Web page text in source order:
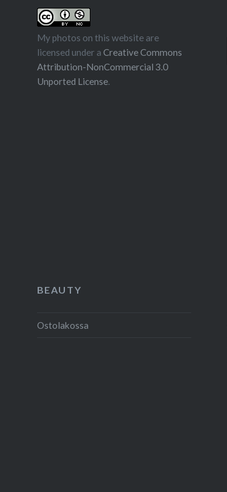
My photos on this website are
licensed under a Creative Commons
Attribution-NonCommercial 3.0
Unported License.
BEAUTY
Ostolakossa